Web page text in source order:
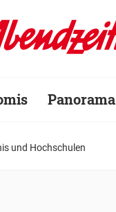
Panorama
und Hochschulen